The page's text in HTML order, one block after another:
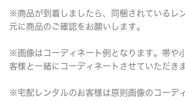
※商品が到着しましたら、同梱されているレ
元に商品のご確認をお願いします。
※画像はコーディネート例となります。帯や
客様と一緒にコーディネートさせていただき
※宅配レンタルのお客様は原則画像のコーデ